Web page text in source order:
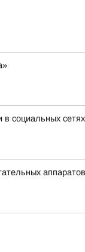
социальных